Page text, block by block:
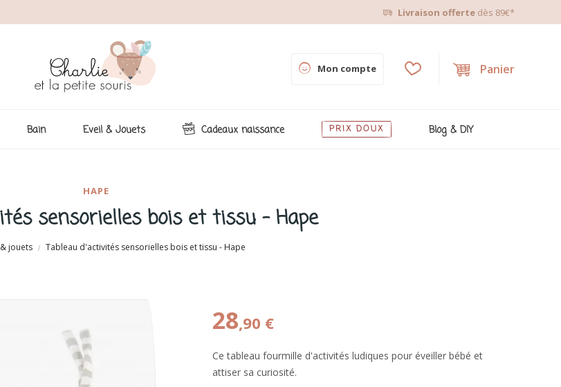
Livraison offerte dès 89€*
Panier
Mon compte
Bain Eveil & Jouets Cadeaux naissance PRIX DOUX Blog & DIY
HAPE
sensorielles bois et tissu - Hape
jouets Tableau d'activités sensorielles bois et tissu - Hape
28,90 €
Ce tableau fourmille d'activités ludiques pour éveiller bébé et
attiser sa curiosité.